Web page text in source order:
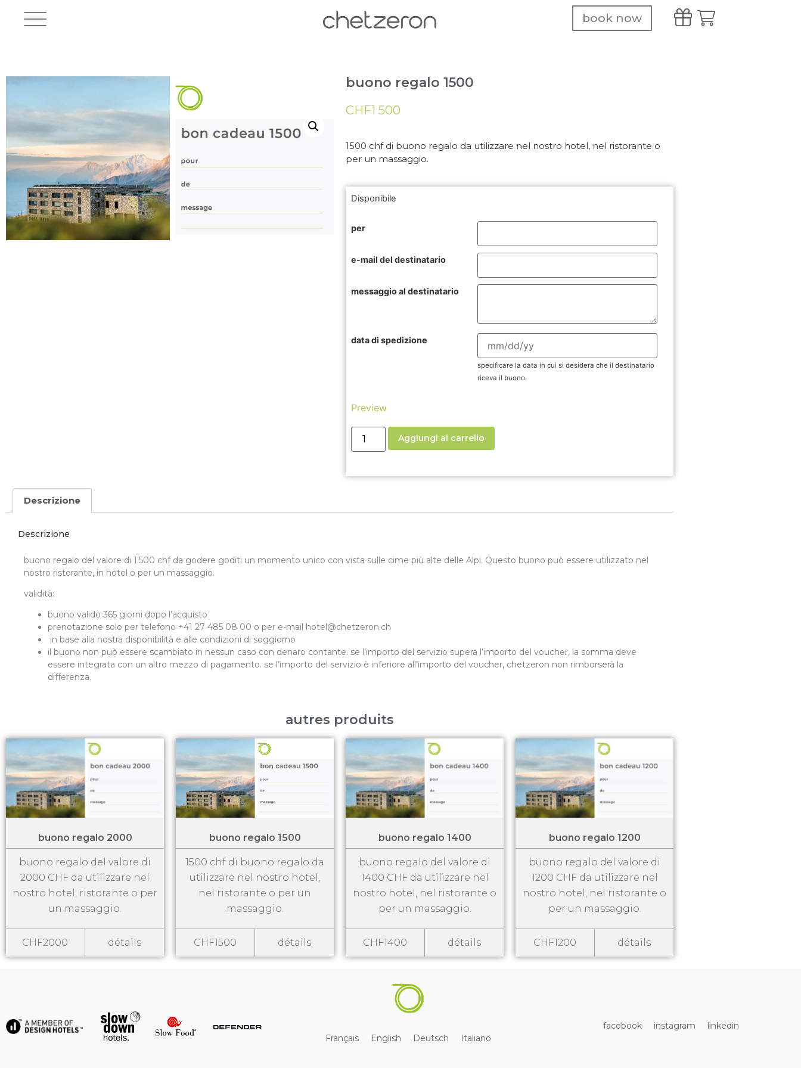
book now
buono regalo 1500
CHF1 500
1500 chf di buono regalo da utilizzare nel nostro hotel, nel ristorante o
per un massaggio.
Disponibile
per
e-mail del destinatario
messaggio al destinatario
data di spedizione
specificare la data in cui si desidera che il destinatario
riceva il buono.
Preview
Aggiungi al carrello
Descrizione
Descrizione
buono regalo del valore di 1.500 chf da godere goditi un momento unico con vista sulle cime più alte delle Alpi. Questo buono può essere utilizzato nel
nostro ristorante, in hotel o per un massaggio.
validità:
buono valido 365 giorni dopo l’acquisto
prenotazione solo per telefono +41 27 485 08 00 o per e-mail hotel@chetzeron.ch
in base alla nostra disponibilità e alle condizioni di soggiorno
il buono non può essere scambiato in nessun caso con denaro contante. se l’importo del servizio supera l’importo del voucher, la somma deve
essere integrata con un altro mezzo di pagamento. se l’importo del servizio è inferiore all’importo del voucher, chetzeron non rimborserà la
differenza.
autres produits
buono regalo 2000
buono regalo del valore di
2000 CHF da utilizzare nel
nostro hotel, ristorante o per
un massaggio.
CHF2000 détails
buono regalo 1500
1500 chf di buono regalo da
utilizzare nel nostro hotel,
nel ristorante o per un
massaggio.
CHF1500 détails
buono regalo 1400
buono regalo del valore di
1400 CHF da utilizzare nel
nostro hotel, nel ristorante o
per un massaggio.
CHF1400 détails
buono regalo 1200
buono regalo del valore di
1200 CHF da utilizzare nel
nostro hotel, nel ristorante o
per un massaggio.
CHF1200 détails
Français English Deutsch Italiano
facebook instagram linkedin